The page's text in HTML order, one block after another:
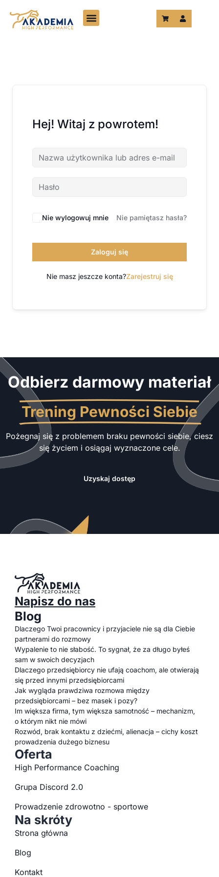
treści
Hej! Witaj z powrotem!
Nie wylogowuj mnie Nie pamiętasz hasła?
Zaloguj się
Nie masz jeszcze konta?Zarejestruj się
Odbierz darmowy materiał
Trening Pewności Siebie
Pożegnaj się z problemem braku pewności siebie, ciesz
się życiem i osiągaj wyznaczone cele.
Uzyskaj dostęp
Napisz do nas
Blog
Dlaczego Twoi pracownicy i przyjaciele nie są dla Ciebie
partnerami do rozmowy
Wypalenie to nie słabość. To sygnał, że za długo byłeś
sam w swoich decyzjach
Dlaczego przedsiębiorcy nie ufają coachom, ale otwierają
się przed innymi przedsiębiorcami
Jak wygląda prawdziwa rozmowa między
przedsiębiorcami – bez masek i pozy?
Im większa firma, tym większa samotność – mechanizm,
o którym nikt nie mówi
Rozwód, brak kontaktu z dziećmi, alienacja – cichy koszt
prowadzenia dużego biznesu
Oferta
High Performance Coaching
Grupa Discord 2.0
Prowadzenie zdrowotno - sportowe
Na skróty
Strona główna
Blog
Kontakt